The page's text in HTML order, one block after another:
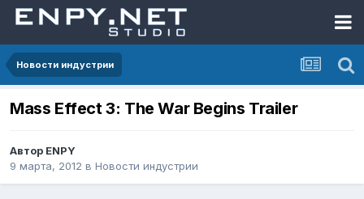
Новости индустрии
Mass Effect 3: The War Begins Trailer
Автор ENPY
9 марта, 2012 в Новости индустрии